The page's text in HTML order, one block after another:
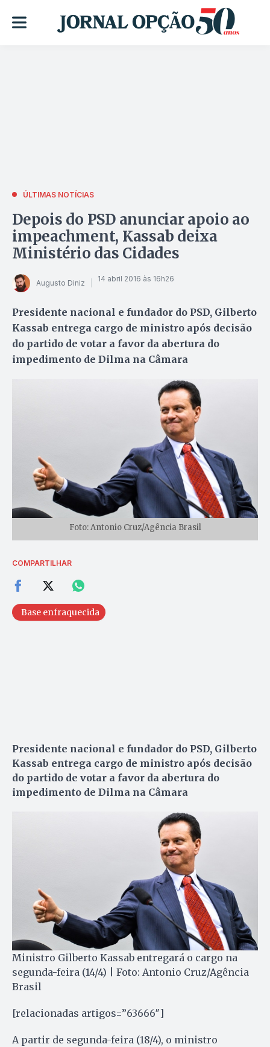
ÚLTIMAS NOTÍCIAS
Depois do PSD anunciar apoio ao
impeachment, Kassab deixa
Ministério das Cidades
Augusto Diniz 14 abril 2016 às 16h26
Presidente nacional e fundador do PSD, Gilberto
Kassab entrega cargo de ministro após decisão
do partido de votar a favor da abertura do
impedimento de Dilma na Câmara
Foto: Antonio Cruz/Agência Brasil
COMPARTILHAR
Base enfraquecida
Presidente nacional e fundador do PSD, Gilberto
Kassab entrega cargo de ministro após decisão
do partido de votar a favor da abertura do
impedimento de Dilma na Câmara
Ministro Gilberto Kassab entregará o cargo na
segunda-feira (14/4) | Foto: Antonio Cruz/Agência
Brasil
[relacionadas artigos=”63666″]
A partir de segunda-feira (18/4), o ministro